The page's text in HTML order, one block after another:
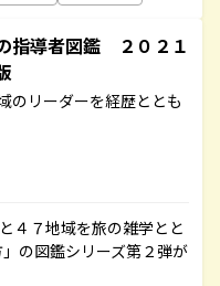
指導者図鑑 ２０２１
のリーダーを経歴ととも
４７地域を旅の雑学とと
の図鑑シリーズ第２弾が